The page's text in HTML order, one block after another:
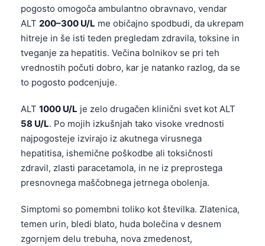
pogosto omogoča ambulantno obravnavo, vendar
ALT 200–300 U/L me običajno spodbudi, da ukrepam
hitreje in še isti teden pregledam zdravila, toksine in
tveganje za hepatitis. Večina bolnikov se pri teh
vrednostih počuti dobro, kar je natanko razlog, da se
to pogosto podcenjuje.
ALT 1000 U/L je zelo drugačen klinični svet kot ALT
58 U/L. Po mojih izkušnjah tako visoke vrednosti
najpogosteje izvirajo iz akutnega virusnega
hepatitisa, ishemične poškodbe ali toksičnosti
zdravil, zlasti paracetamola, in ne iz preprostega
presnovnega maščobnega jetrnega obolenja.
Simptomi so pomembni toliko kot številka. Zlatenica,
temen urin, bledi blato, huda bolečina v desnem
zgornjem delu trebuha, nova zmedenost,
Română
简体中文
Dansk
Nederlands
हिन्दी
Հայերեն
Íslenska
Српски језик
Svenska